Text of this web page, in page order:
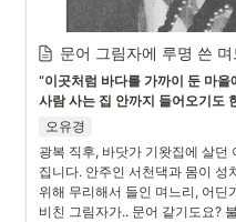
문어 그림자에 루명 쓴 며
“이곳처럼 바다를 가까이 둔 마을
사람 사는 집 안까지 들어오기도
오유경
광복 직후, 바닷가 기왓집에 살던
집니다. 안주인 서천댁과 몸이 성
위해 무리해서 들인 며느리, 어딘
비친 그림자가.. 문어 같기도요?